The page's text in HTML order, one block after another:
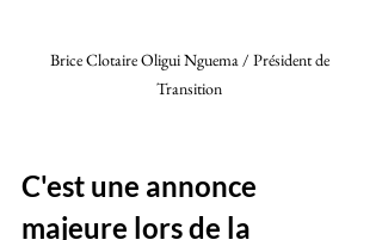
Brice Clotaire Oligui Nguema / Président de
Transition
C'est une annonce
majeure lors de la